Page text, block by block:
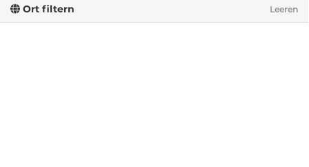
Ort filtern Leeren